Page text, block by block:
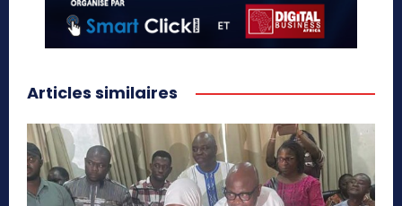
Articles similaires